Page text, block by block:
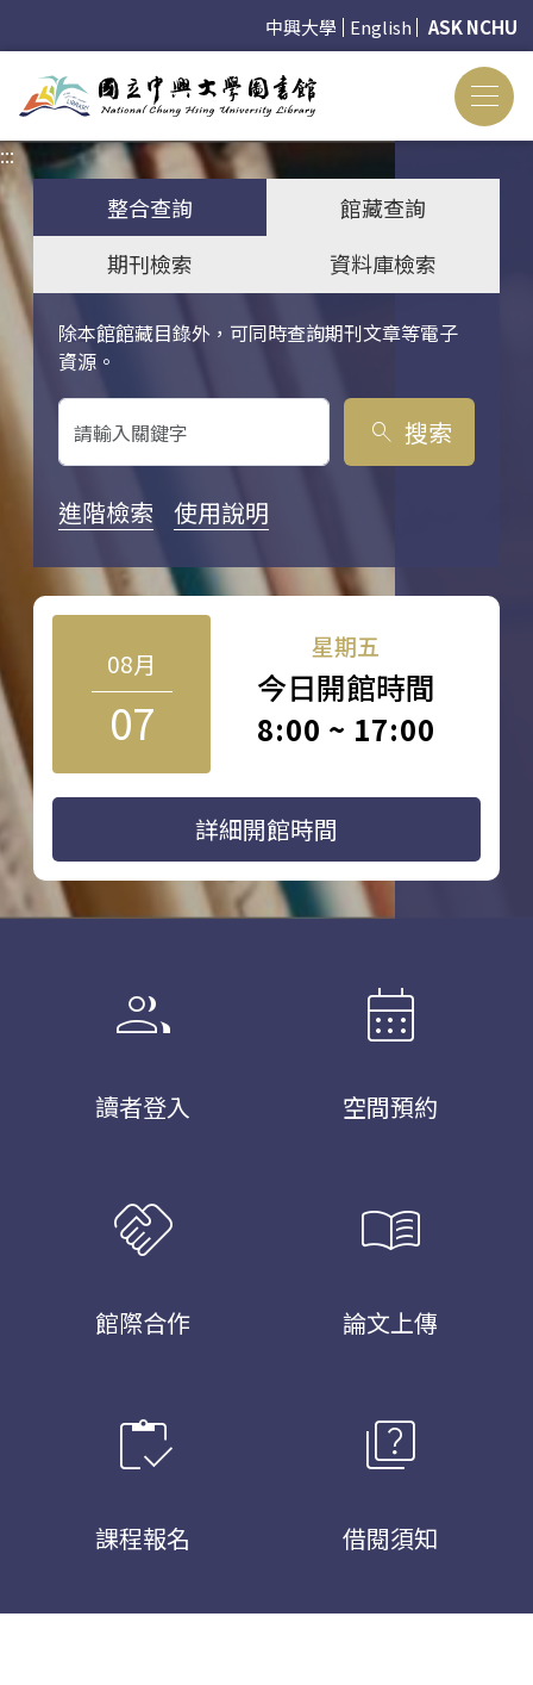
中興大學 English ASK NCHU
:::
整合查詢
館藏查詢
期刊檢索
資料庫檢索
除本館館藏目錄外，可同時查詢期刊文章等電子
資源。
關鍵字搜尋
search 搜索
進階檢索 使用說明
08月
07
星期五
今日開館時間
8:00 ~ 17:00
詳細開館時間
group
讀者登入
calendar_month
空間預約
handshake
館際合作
menu_book
論文上傳
inventory
課程報名
quiz
借閱須知